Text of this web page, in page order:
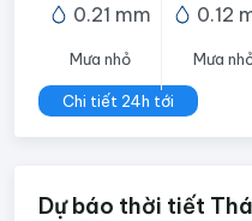
0.21 mm
Mưa nhỏ
0.12
Mưa
Chi tiết 24h tới
Dự báo thời tiết